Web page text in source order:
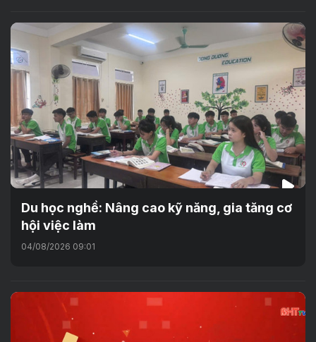
Du học nghề: Nâng cao kỹ năng, gia tăng cơ
hội việc làm
04/08/2026 09:01